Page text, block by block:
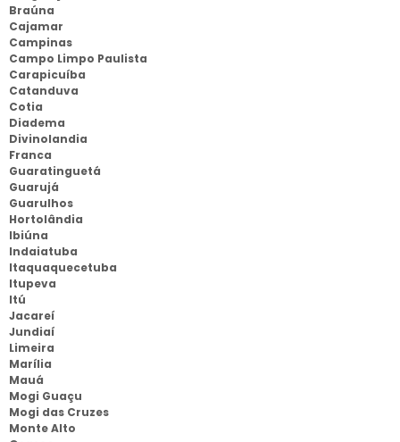
Braúna
Cajamar
Campinas
Campo Limpo Paulista
Carapicuíba
Catanduva
Cotia
Diadema
Divinolandia
Franca
Guaratinguetá
Guarujá
Guarulhos
Hortolândia
Ibiúna
Indaiatuba
Itaquaquecetuba
Itupeva
Itú
Jacareí
Jundiaí
Limeira
Marília
Mauá
Mogi Guaçu
Mogi das Cruzes
Monte Alto